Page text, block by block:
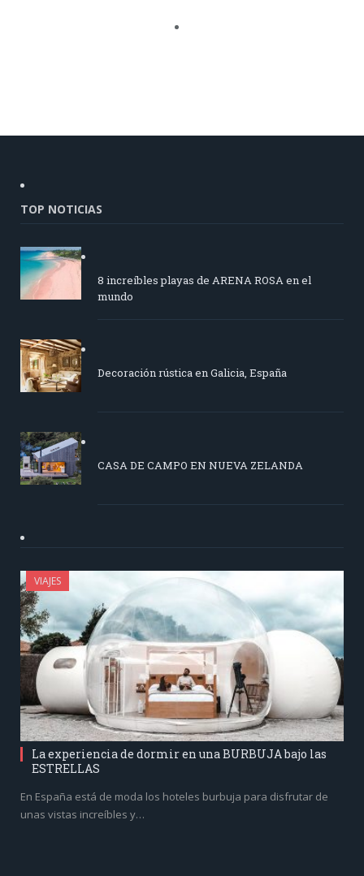
TOP NOTICIAS
8 increíbles playas de ARENA ROSA en el
mundo
Decoración rústica en Galicia, España
CASA DE CAMPO EN NUEVA ZELANDA
VIAJES
La experiencia de dormir en una BURBUJA bajo las
ESTRELLAS
En España está de moda los hoteles burbuja para disfrutar de
unas vistas increíbles y…